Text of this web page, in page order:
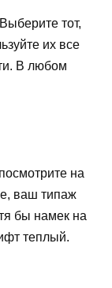
тот,
их все
В любом
на
ваш типаж
бы намек на
теплый.